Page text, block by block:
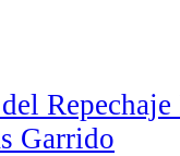
Garrido